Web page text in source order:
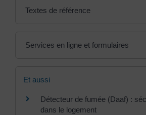
Textes de référence
Services en ligne et formulaires
Et aussi
Détecteur de fumée (Daaf) :
dans le logement